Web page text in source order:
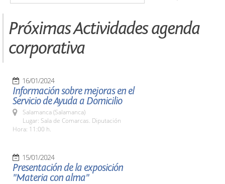
Próximas Actividades agenda
corporativa
16/01/2024
Información sobre mejoras en el
Servicio de Ayuda a Domicilio
Salamanca (Salamanca)
Lugar: Sala de Comarcas. Diputación
Hora: 11:00 h.
15/01/2024
Presentación de la exposición
"Materia con alma"